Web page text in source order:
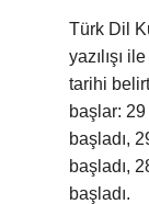
Türk Dil
yazılışı
tarihi
başlar:
başladı,
başladı,
başladı.